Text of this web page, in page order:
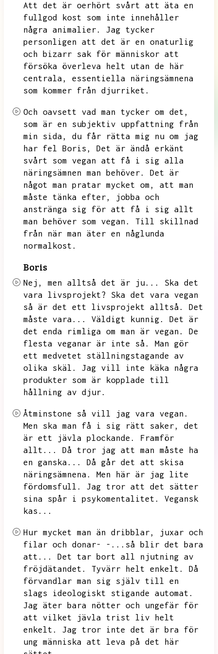
Att det är oerhört svårt att äta en
fullgod kost som inte innehåller
några animalier.
Jag tycker
personligen att det är en onaturlig
och bizarr sak för människor att
försöka överleva helt utan de här
centrala,
essentiella näringsämnena
som kommer från djurriket.
Och oavsett vad man tycker om det,
som är en subjektiv uppfattning från
min sida,
du får rätta mig nu om jag
har fel Boris,
Det är ändå erkänt
svårt som vegan att få i sig alla
näringsämnen man behöver.
Det är
något man pratar mycket om,
att man
måste tänka efter,
jobba och
anstränga sig för att få i sig allt
man behöver som vegan.
Till skillnad
från när man äter en någlunda
normalkost.
Boris
Nej, men alltså det är ju...
Ska det
vara livsprojekt?
Ska det vara vegan
så är det ett livsprojekt alltså.
Det
måste vara...
Väldigt kunnig.
Det är
det enda rimliga om man är vegan.
De
flesta veganar är inte så.
Man gör
ett medvetet ställningstagande av
olika skäl.
Jag vill inte käka några
produkter som är kopplade till
hållning av djur.
Åtminstone så vill jag vara vegan.
Men ska man få i sig rätt saker,
det
är ett jävla plockande.
Framför
allt...
Då tror jag att man måste ha
en ganska...
Då går det att skisa
näringsämnena.
Men här är jag lite
fördomsfull.
Jag tror att det sätter
sina spår i psykomentalitet.
Vegansk
kas...
Hur mycket man än dribblar,
juxar och
filar och donar- -...så blir det bara
att...
Det tar bort all njutning av
fröjdätandet.
Tyvärr helt enkelt.
Då
förvandlar man sig själv till en
slags ideologiskt stigande automat.
Jag äter bara nötter och ungefär för
att vilket jävla trist liv helt
enkelt.
Jag tror inte det är bra för
ung människa att leva på det här